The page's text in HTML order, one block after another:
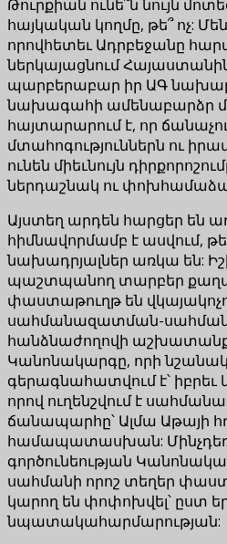
Թուրքիան ունե՞ն նույն
հայկական կողմը, թե՞ ոչ:
որովհետեւ Ադրբեջանը
ներկայացնում
պարբերաբար իր ԱԳ
նախագահի ամենաբարձր
հայտարարում է, որ
մտահոգություններն ու
ունեն միեւնույն
ներդաշնակ ու
Այստեղ արդեն հարցեր են
հիմնավորմամբ է ասվում,
նախադրյալներ առկա են:
պաշտպանող տարբեր
փաստաթուղթ են
սահմանազատման-
հանձնաժողովի
Կանոնակարգը, որի
գերագնահատվում է՝
որով ուղենշվում է
ճանապարհը՝ Ալմա Աթայի
համապատասխան:
գործունեության
սահմանի որոշ տեղեր
կարող են փոփոխվել՝ ըստ
նպատակահարմարության: